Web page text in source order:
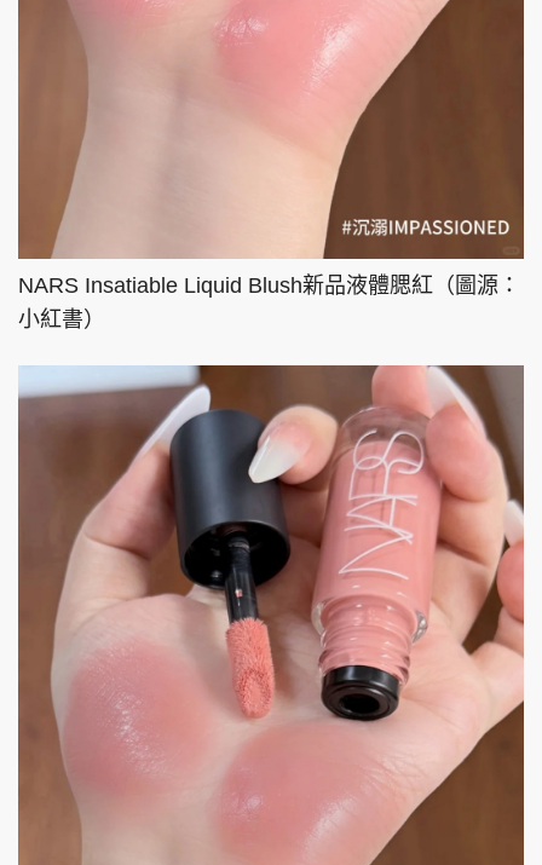
NARS Insatiable Liquid Blush新品液體腮紅（圖源：
小紅書）